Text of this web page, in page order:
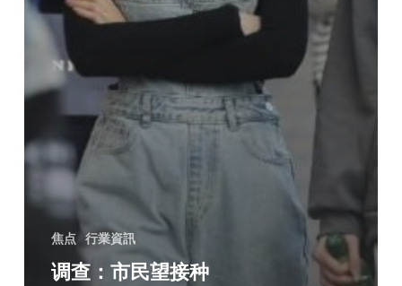
焦点 行業資訊
调查：市民望接种